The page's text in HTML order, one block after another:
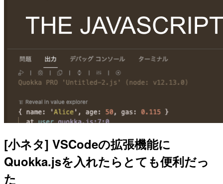
[小ネタ] VSCodeの拡張機能に
Quokka.jsを入れたらとても便利だっ
た